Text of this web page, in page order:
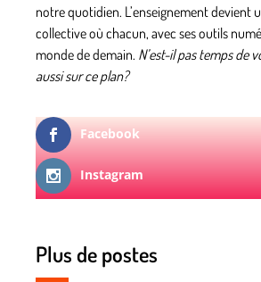
notre quotidien. L’enseignement devient
collective où chacun, avec ses outils
monde de demain. N’est-il pas temps de
aussi sur ce plan?
Facebook
Instagram
Plus de postes